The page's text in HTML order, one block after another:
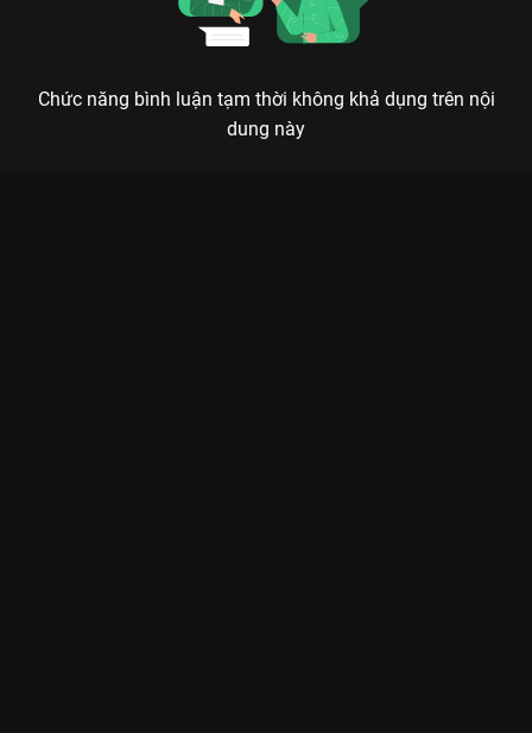
Chức năng bình luận tạm thời không khả dụng trên nội
dung này